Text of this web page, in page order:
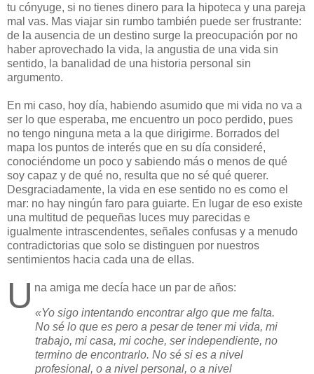
tu cónyuge, si no tienes dinero para la hipoteca y una pareja
mal vas. Mas viajar sin rumbo también puede ser frustrante:
de la ausencia de un destino surge la preocupación por no
haber aprovechado la vida, la angustia de una vida sin
sentido, la banalidad de una historia personal sin
argumento.
En mi caso, hoy día, habiendo asumido que mi vida no va a
ser lo que esperaba, me encuentro un poco perdido, pues
no tengo ninguna meta a la que dirigirme. Borrados del
mapa los puntos de interés que en su día consideré,
conociéndome un poco y sabiendo más o menos de qué
soy capaz y de qué no, resulta que no sé qué querer.
Desgraciadamente, la vida en ese sentido no es como el
mar: no hay ningún faro para guiarte. En lugar de eso existe
una multitud de pequeñas luces muy parecidas e
igualmente intrascendentes, señales confusas y a menudo
contradictorias que solo se distinguen por nuestros
sentimientos hacia cada una de ellas.
U na amiga me decía hace un par de años:
«Yo sigo intentando encontrar algo que me falta.
No sé lo que es pero a pesar de tener mi vida, mi
trabajo, mi casa, mi coche, ser independiente, no
termino de encontrarlo. No sé si es a nivel
profesional, o a nivel personal, o a nivel